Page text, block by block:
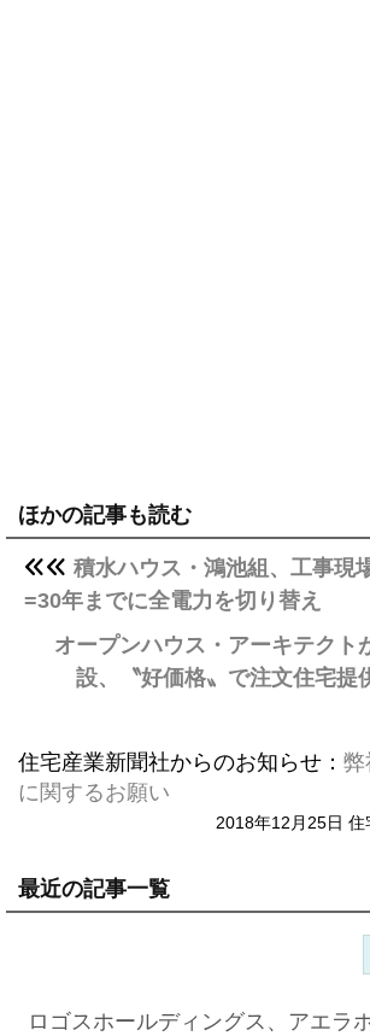
ほかの記事も読む
積水ハウス・鴻池組、工事現
=30年までに全電力を切り替え
オープンハウス・アーキテクト
設、〝好価格〟で注文住宅提
住宅産業新聞社からのお知らせ： 弊
に関するお願い
2018年12月25日
最近の記事一覧
ロゴスホールディングス、アエ